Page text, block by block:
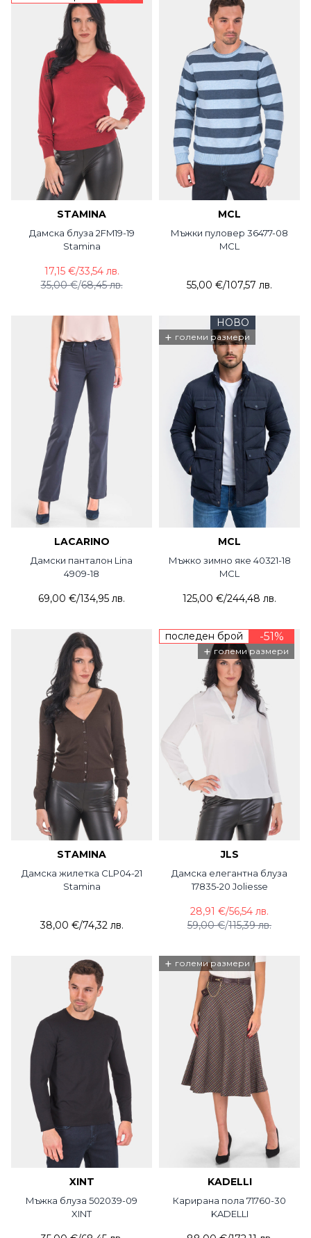
STAMINA
Дамска блуза 2FM19-19
Stamina
35,00 €/68,45 лв.
17,15 €/33,54 лв.
MCL
Мъжки пуловер 36477-08
MCL
55,00 €/107,57 лв.
LACARINO
Дамски панталон Lina
4909-18
69,00 €/134,95 лв.
НОВО
+ големи размери
MCL
Мъжко зимно яке 40321-18
MCL
125,00 €/244,48 лв.
STAMINA
Дамска жилетка CLP04-21
Stamina
38,00 €/74,32 лв.
последен брой -51%
+ големи размери
JLS
Дамска елегантна блуза
17835-20 Joliesse
59,00 €/115,39 лв.
28,91 €/56,54 лв.
XINT
Мъжка блуза 502039-09
XINT
+ големи размери
KADELLI
Карирана пола 71760-30
KADELLI